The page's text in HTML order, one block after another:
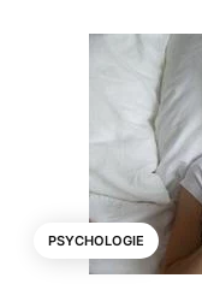
PSYCHOLOGIE